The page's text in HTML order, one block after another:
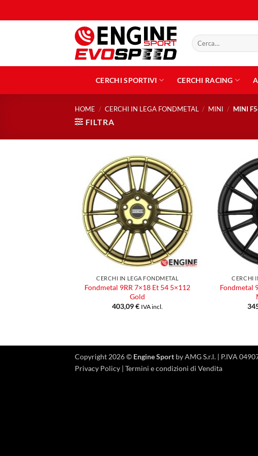
ai
Cerca:
CERCHI SPORTIVI CERCHI RACING
HOME / CERCHI IN LEGA FONDMETAL / MINI / MINI
FILTRA
Aggiungi
alla lista
dei
desideri
CERCHI IN LEGA FONDMETAL
Fondmetal 9RR 7×18 Et 54 5×112
Gold
403,09€ IVA incl.
CERCHI
Fondmetal
Copyright 2026 © Engine Sport by AMG S.r.l. | P.IVA
Privacy Policy | Termini e condizioni di Vendita